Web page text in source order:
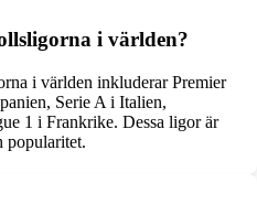
i världen?
i världen inkluderar Premier
Serie A i Italien,
1 i Frankrike. Dessa ligor är
popularitet.